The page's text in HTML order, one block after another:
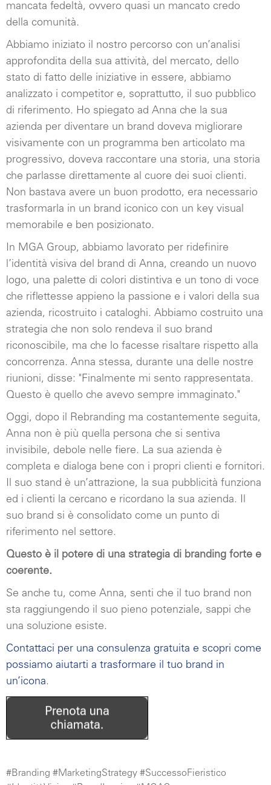
mancata fedeltà, ovvero quasi un mancato credo
della comunità.
Abbiamo iniziato il nostro percorso con un’analisi
approfondita della sua attività, del mercato, dello
stato di fatto delle iniziative in essere, abbiamo
analizzato i competitor e, soprattutto, il suo pubblico
di riferimento. Ho spiegato ad Anna che la sua
azienda per diventare un brand doveva migliorare
visivamente con un programma ben articolato ma
progressivo, doveva raccontare una storia, una storia
che parlasse direttamente al cuore dei suoi clienti.
Non bastava avere un buon prodotto, era necessario
trasformarla in un brand iconico con un key visual
memorabile e ben posizionato.
In MGA Group, abbiamo lavorato per ridefinire
l’identità visiva del brand di Anna, creando un nuovo
logo, una palette di colori distintiva e un tono di voce
che riflettesse appieno la passione e i valori della sua
azienda, ricostruito i cataloghi. Abbiamo costruito una
strategia che non solo rendeva il suo brand
riconoscibile, ma che lo facesse risaltare rispetto alla
concorrenza. Anna stessa, durante una delle nostre
riunioni, disse: "Finalmente mi sento rappresentata.
Questo è quello che avevo sempre immaginato."
Oggi, dopo il Rebranding ma costantemente seguita,
Anna non è più quella persona che si sentiva
invisibile, debole nelle fiere. La sua azienda è
completa e dialoga bene con i propri clienti e fornitori.
Il suo stand è un’attrazione, la sua pubblicità funziona
ed i clienti la cercano e ricordano la sua azienda. Il
suo brand si è consolidato come un punto di
riferimento nel settore.
Questo è il potere di una strategia di branding forte e
coerente.
Se anche tu, come Anna, senti che il tuo brand non
sta raggiungendo il suo pieno potenziale, sappi che
una soluzione esiste.
Contattaci per una consulenza gratuita e scopri come
possiamo aiutarti a trasformare il tuo brand in
un’icona.
#Branding #MarketingStrategy #SuccessoFieristico